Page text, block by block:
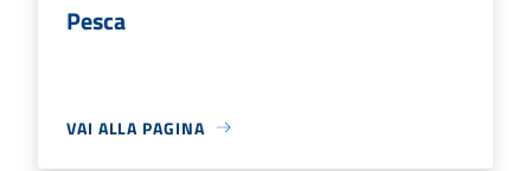
Pesca
VAI ALLA PAGINA